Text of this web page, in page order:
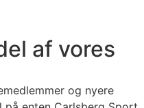
af vores
og nyere